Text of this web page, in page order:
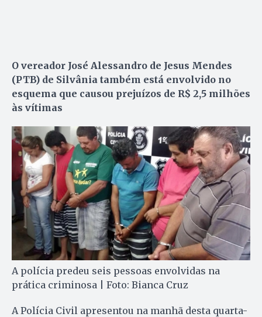
O vereador José Alessandro de Jesus Mendes
(PTB) de Silvânia também está envolvido no
esquema que causou prejuízos de R$ 2,5 milhões
às vítimas
A polícia predeu seis pessoas envolvidas na
prática criminosa | Foto: Bianca Cruz
A Polícia Civil apresentou na manhã desta quarta-